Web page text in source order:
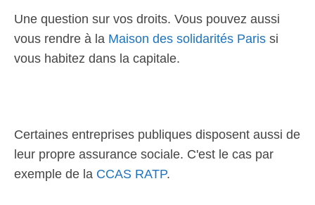
Une question sur vos droits. Vous pouvez aussi
vous rendre à la Maison des solidarités Paris si
vous habitez dans la capitale.
Certaines entreprises publiques disposent aussi de
leur propre assurance sociale. C'est le cas par
exemple de la CCAS RATP.